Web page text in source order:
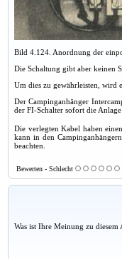
Bild 4.124. Anordnung der
Die Schaltung gibt aber keinen
Um dies zu gewährleisten, wird
Der Campinganhänger
der FI-Schalter sofort die
Die verlegten Kabel haben
kann in den
beachten.
Bewerten - Schlecht
Was ist Ihre Meinung zu